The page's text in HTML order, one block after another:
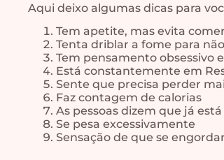
Aqui deixo algumas dicas para
Tem apetite, mas evita
Tenta driblar a fome para
Tem pensamento obsessivo
Está constantemente em
Sente que precisa perder
Faz contagem de calorias
As pessoas dizem que já
Se pesa excessivamente
Sensação de que se